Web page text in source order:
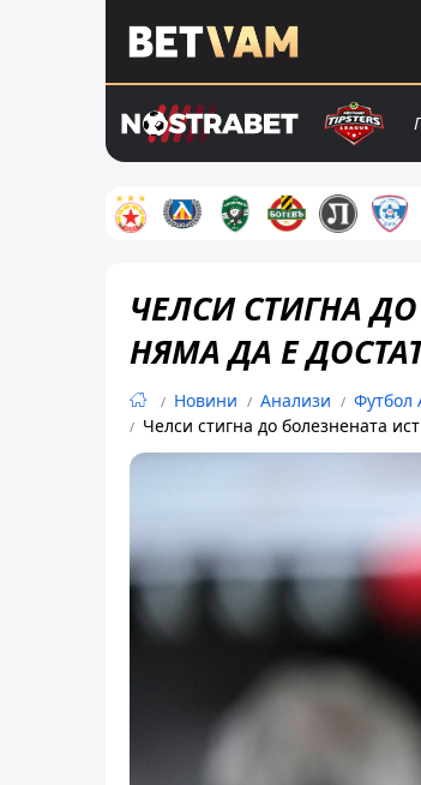
ЧЕЛСИ СТИГНА
НЯМА ДА Е
Новини Анализи
Футбол
Челси стигна до болезнената